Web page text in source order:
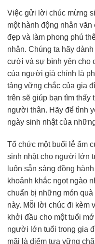
Việc gửi lời chúc mừng
một hành động nhân
đẹp và làm phong phú
nhân. Chúng ta hãy
cười và sự bình yên cho
của người già chính là
tảng vững chắc của gia
trên sẽ giúp bạn tìm thấy
người thân. Hãy để tình
ngày sinh nhật của
Tổ chức một buổi lễ ấm
sinh nhật cho người lớn
luôn sẵn sàng đồng
khoảnh khắc ngọt ngào
chuẩn bị những món
này. Mỗi lời chúc đi kèm
khởi đầu cho một tuổi
người lớn tuổi trong gia
mãi là điểm tựa vững